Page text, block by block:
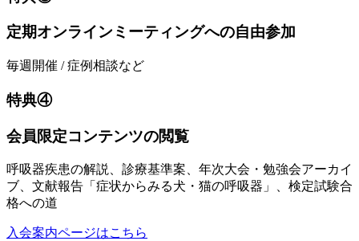
定期オンラインミーティングへの自由参加
毎週開催 / 症例相談など
特典④
会員限定コンテンツの閲覧
呼吸器疾患の解説、診療基準案、年次大会・勉強会アーカイ
ブ、文献報告「症状からみる犬・猫の呼吸器」、検定試験合
格への道
入会案内ページはこちら